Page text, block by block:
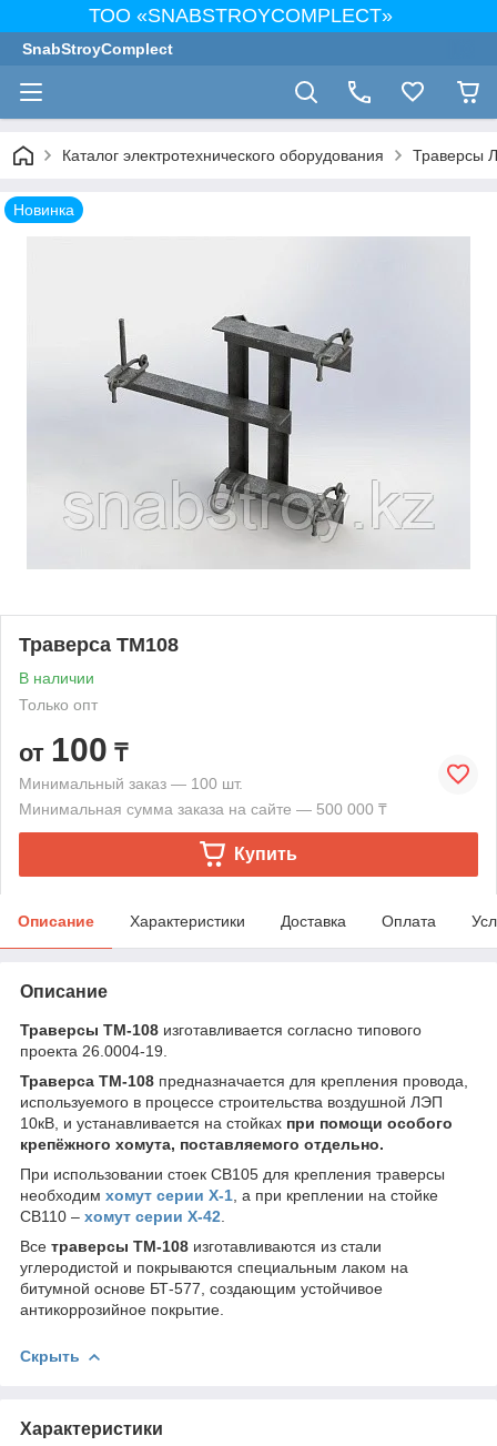
ТОО «SNABSTROYCOMPLECT»
SnabStroyComplect
Каталог электротехнического оборудования Траверсы
Новинка
Траверса ТМ108
В наличии
Только опт
от 100 ₸
Минимальный заказ — 100 шт.
Минимальная сумма заказа на сайте — 500 000 ₸
Купить
Описание Характеристики Доставка Оплата
Описание
Траверсы ТМ-108 изготавливается согласно типового
проекта 26.0004-19.
Траверса ТМ-108 предназначается для крепления провода,
используемого в процессе строительства воздушной ЛЭП
10кВ, и устанавливается на стойках при помощи особого
крепёжного хомута, поставляемого отдельно.
При использовании стоек СВ105 для крепления траверсы
необходим хомут серии Х-1 , а при креплении на стойке
СВ110 – хомут серии Х-42
Все траверсы ТМ-108 изготавливаются из стали
углеродистой и покрываются специальным лаком на
битумной основе БТ-577, создающим устойчивое
антикоррозийное покрытие.
Скрыть
Характеристики